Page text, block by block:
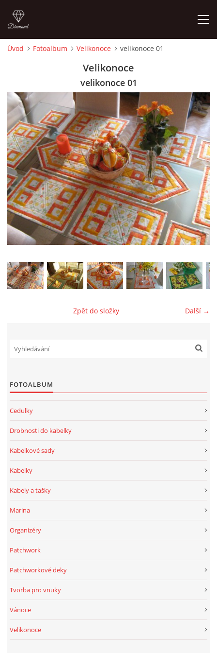
CEDULKY
MOJE POSLEDNÍ PRÁCE
jk-laguna@seznam.cz
© 2025 eStránky.cz
Úvod Fotoalbum Velikonoce velikonoce 01
Velikonoce
velikonoce 01
Další →
Zpět do složky
FOTOALBUM
Cedulky
Drobnosti do kabelky
Kabelkové sady
Kabelky
Kabely a tašky
Marina
Organizéry
Patchwork
Patchworkové deky
Tvorba pro vnuky
Vánoce
Velikonoce